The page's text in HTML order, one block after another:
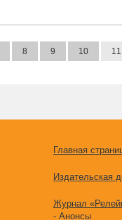
8 9 10 11
Главная
Издательская
Журнал
- Анонсы